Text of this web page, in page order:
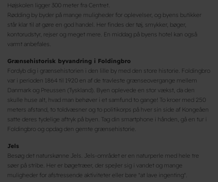
Højskolen ligger 300 meter fra Centret.
Rødding by byder på mange muligheder for oplevelser, og byens butikker
står klar til at gøre en god handel. Her findes der tøj, smykker, bøger,
kontorudstyr, rejser og meget mere. En middag på byens hotel kan også
varmt anbefales.
Grænsehistorisk byvandring i Foldingbro
Fordyb dig i grænsehistorien i den lille by med den store historie. Foldingbro
var i perioden 1864 til 1920 en af de travleste grænseovergange mellem
Danmark og Preussen (Tyskland). Byen oplevede en stor vækst, da den
skulle huse alt, hvad man behøver i et samfund to gange! To kroer med 250
meters afstand, to toldvæsner og to politikorps på hver sin side af Kongeåen
satte deres tydelige aftryk på byen. Tag din smartphone i hånden, gå en tur i
Foldingbro og opdag den gemte grænsehistorie.
Jels
Besøg det naturskønne Jels. Jels-området er en naturperle med hele tre
søer på stribe. Her er bøgetræer, der spejler sig i vandet og mange
muligheder for afstressende aktiviteter eller bare "at lave ingenting".